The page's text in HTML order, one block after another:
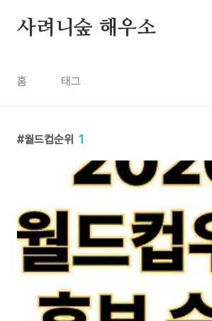
사려니숲 해우소
홈 태그
월드컵순위 1